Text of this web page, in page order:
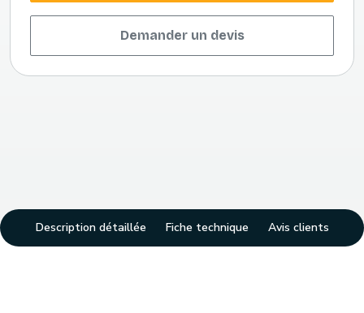
Demander un devis
Description détaillée Fiche technique Avis clients